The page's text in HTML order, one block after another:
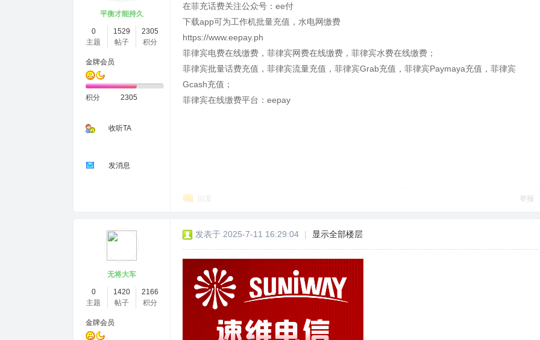
平衡才能持久
0
主题
1529
帖子
2305
积分
金牌会员
积分 2305
收听TA
发消息
在菲充话费关注公众号：ee付
下载app可为工作机批量充值，水电网缴费
https://www.eepay.ph
菲律宾电费在线缴费，菲律宾网费在线缴费，菲律宾水费在线缴费；
菲律宾批量话费充值，菲律宾流量充值，菲律宾Grab充值，菲律宾Paymaya充值，菲律宾
Gcash充值；
菲律宾在线缴费平台：eepay
举报
无将大车
0
主题
1420
帖子
2166
积分
金牌会员
发表于 2025-7-11 16:29:04 | 显示全部楼层